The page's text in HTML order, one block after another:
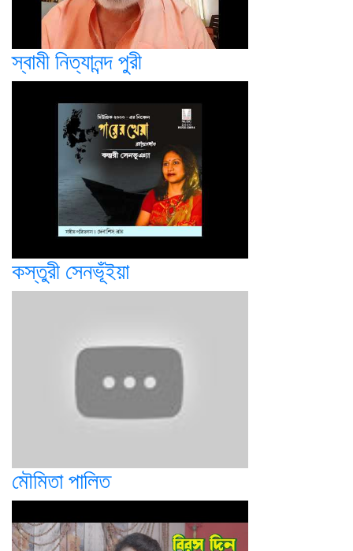
স্বামী নিত্যানন্দ পুরী
কস্তুরী সেনভূঁইয়া
মৌমিতা পালিত